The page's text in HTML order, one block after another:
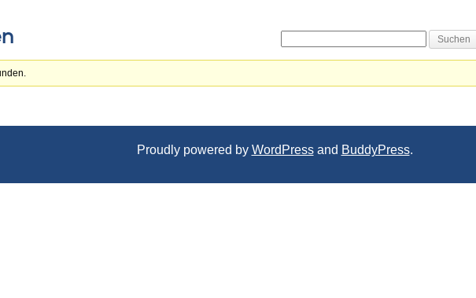
Proudly powered by WordPressand BuddyPress.